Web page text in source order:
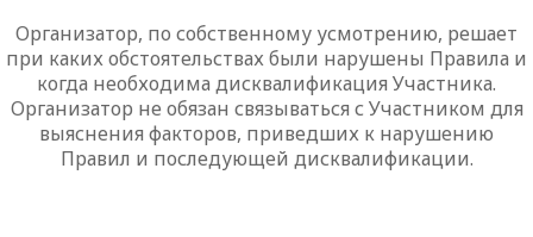
Организатор, по собственному усмотрению, решает
при каких обстоятельствах были нарушены Правила и
когда необходима дисквалификация Участника.
Организатор не обязан связываться с Участником для
выяснения факторов, приведших к нарушению
Правил и последующей дисквалификации.